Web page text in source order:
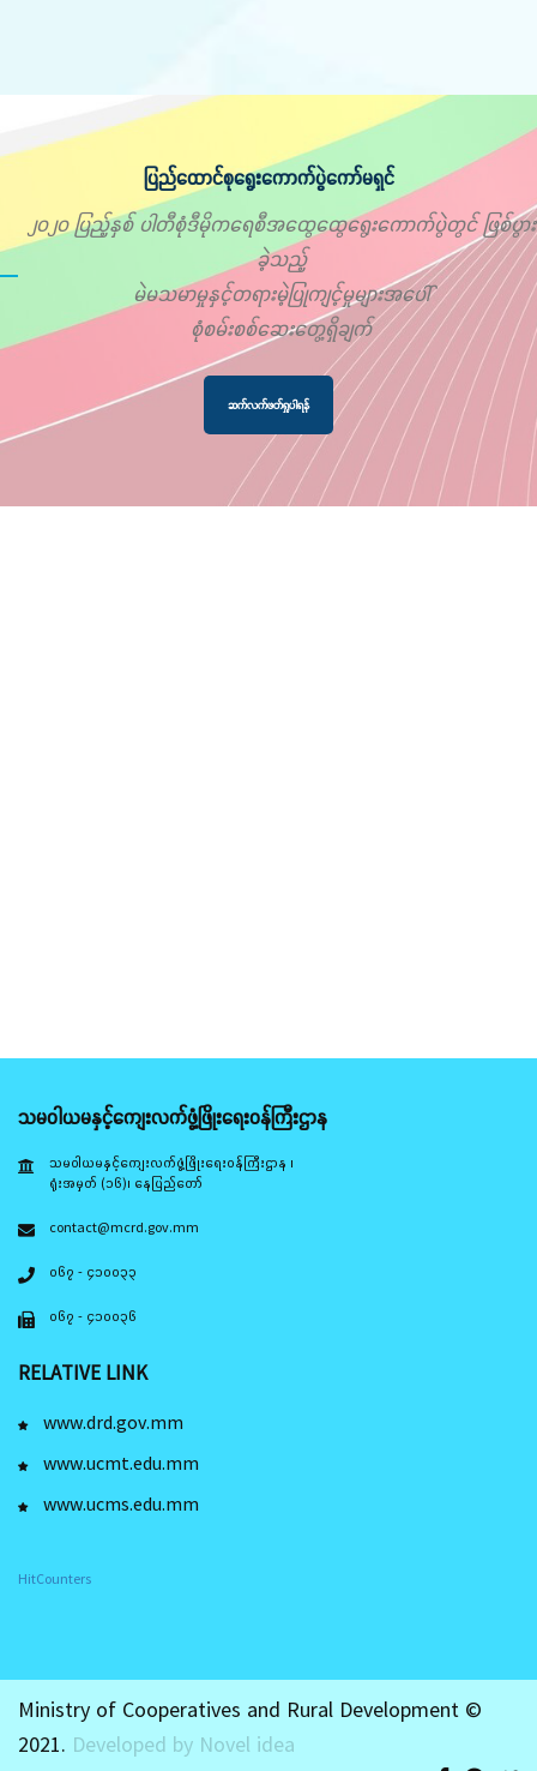
ပြည်ထောင်စုရွေးကောက်ပွဲကော်မရှင်
၂၀၂၀ ပြည့်နှစ် ပါတီစုံဒီမိုကရေစီအထွေထွေရွေးကောက်ပွဲတွင် ဖြစ်ပွား
ခဲ့သည့်
မဲမသမာမှုနှင့်တရားမဲ့ပြုကျင့်မှုများအပေါ်
စုံစမ်းစစ်ဆေးတွေ့ရှိချက်
ဆက်လက်ဖတ်ရှုပါရန်
သမဝါယမနှင့်ကျေးလက်ဖွံ့ဖြိုးရေးဝန်ကြီးဌာန
သမဝါယမနှင့်ကျေးလက်ဖွံ့ဖြိုးရေးဝန်ကြီးဌာန ၊
ရုံးအမှတ် (၁၆)၊ နေပြည်တော်
contact@mcrd.gov.mm
၀၆၇ - ၄၁၀၀၃၃
၀၆၇ - ၄၁၀၀၃၆
RELATIVE LINK
www.drd.gov.mm
www.ucmt.edu.mm
www.ucms.edu.mm
HitCounters
Ministry of Cooperatives and Rural Development ©
2021. Developed by Novel idea